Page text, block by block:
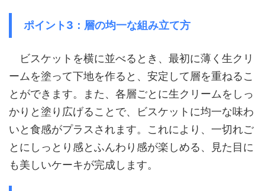
ポイント3：層の均一な組み立て方
ビスケットを横に並べるとき、最初に薄く生クリ
ームを塗って下地を作ると、安定して層を重ねるこ
とができます。また、各層ごとに生クリームをしっ
かりと塗り広げることで、ビスケットに均一な味わ
いと食感がプラスされます。これにより、一切れご
とにしっとり感とふんわり感が楽しめる、見た目に
も美しいケーキが完成します。